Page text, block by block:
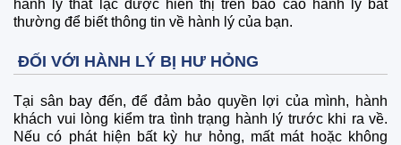
hành lý thất lạc được hiển thị trên báo cáo hành lý bất
thường để biết thông tin về hành lý của bạn.
ĐỐI VỚI HÀNH LÝ BỊ HƯ HỎNG
Tại sân bay đến, để đảm bảo quyền lợi của mình, hành
khách vui lòng kiểm tra tình trạng hành lý trước khi ra về.
Nếu có phát hiện bất kỳ hư hỏng, mất mát hoặc không